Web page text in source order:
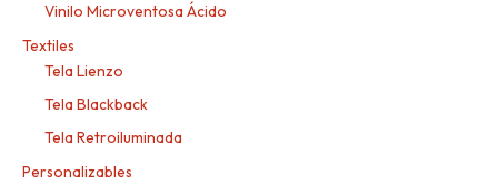
Vinilo Microventosa Ácido
Textiles
Tela Lienzo
Tela Blackback
Tela Retroiluminada
Personalizables